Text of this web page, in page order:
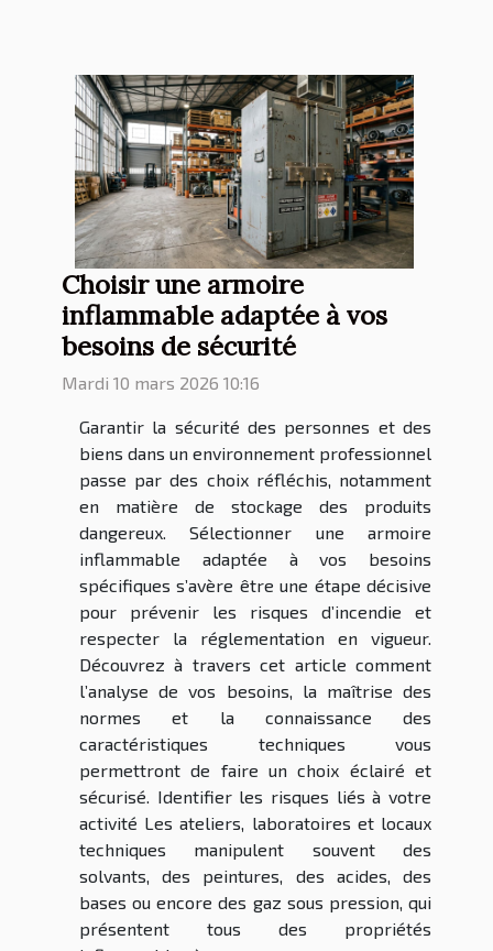
Choisir une armoire
inflammable adaptée à vos
besoins de sécurité
Mardi 10 mars 2026 10:16
Garantir la sécurité des personnes et des
biens dans un environnement professionnel
passe par des choix réfléchis, notamment
en matière de stockage des produits
dangereux. Sélectionner une armoire
inflammable adaptée à vos besoins
spécifiques s’avère être une étape décisive
pour prévenir les risques d’incendie et
respecter la réglementation en vigueur.
Découvrez à travers cet article comment
l’analyse de vos besoins, la maîtrise des
normes et la connaissance des
caractéristiques techniques vous
permettront de faire un choix éclairé et
sécurisé. Identifier les risques liés à votre
activité Les ateliers, laboratoires et locaux
techniques manipulent souvent des
solvants, des peintures, des acides, des
bases ou encore des gaz sous pression, qui
présentent tous des propriétés